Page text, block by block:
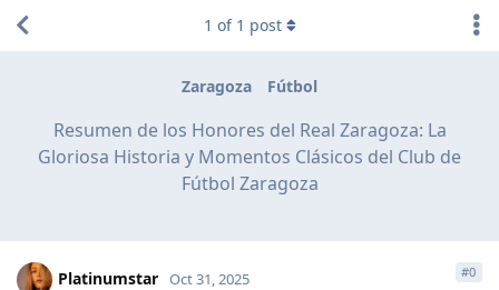
Zaragoza Fútbol
Resumen de los Honores del Real Zaragoza: La
Gloriosa Historia y Momentos Clásicos del Club de
Fútbol Zaragoza
1 of 1 post
Platinumstar Oct 31, 2025 #0